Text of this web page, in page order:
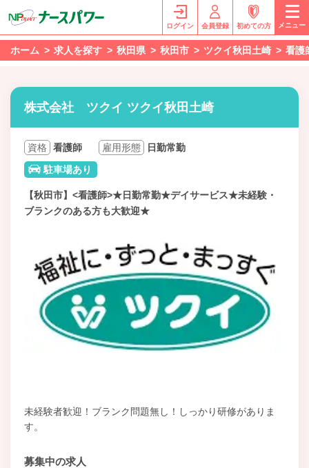
ログイン 会員登録 初めての方 メニュー
ホーム 求人を探す 秋田県 秋田市 ツクイ秋田土崎 看護
株式会社 ツクイ ツクイ秋田土崎
資格 看護師 雇用形態
日勤常勤
駐車場あり
【秋田市】<看護師>★日勤常勤★デイサービス★未経験・
ブランクのある方も大歓迎★
未経験者歓迎！ブランク問題無し！しっかり研修がありま
す。
募集中の求人